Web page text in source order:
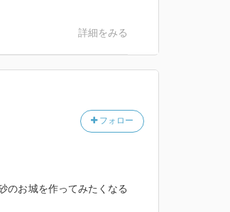
詳細をみる
フォロー
のお城を作ってみたくなる